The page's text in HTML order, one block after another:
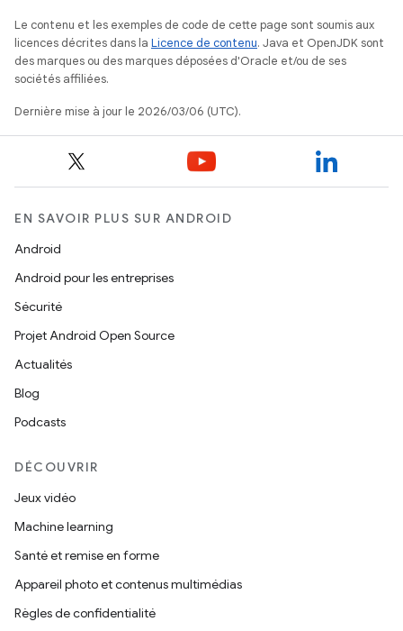
Le contenu et les exemples de code de cette page sont soumis aux
licences décrites dans la Licence de contenu. Java et OpenJDK sont
des marques ou des marques déposées d'Oracle et/ou de ses
sociétés affiliées.
Dernière mise à jour le 2026/03/06 (UTC).
EN SAVOIR PLUS SUR ANDROID
Android
Android pour les entreprises
Sécurité
Projet Android Open Source
Actualités
Blog
Podcasts
DÉCOUVRIR
Jeux vidéo
Machine learning
Santé et remise en forme
Appareil photo et contenus multimédias
Règles de confidentialité